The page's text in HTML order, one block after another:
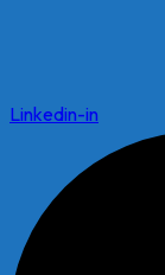
Linkedin-in